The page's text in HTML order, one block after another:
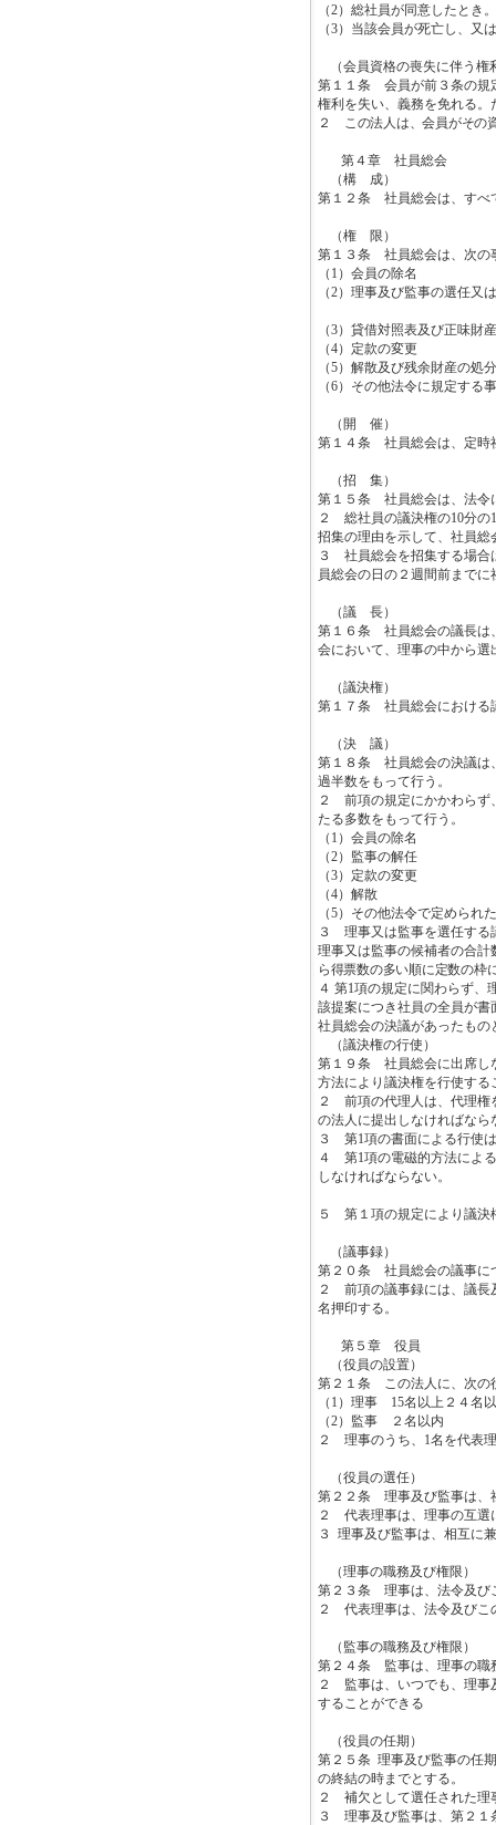
（2）総社員が同意したとき。
（3）当該会員が死亡し、又
（会員資格の喪失に伴う権
第１１条 会員が前３条の規
権利を失い、義務を免れる
２ この法人は、会員がその
第４章 社員総会
（構 成）
第１２条 社員総会は、すべ
（権 限）
第１３条 社員総会は、次の
（ 1 ）会員の除名
（2）理事及び監事の選任又
（3）貸借対照表及び正味財
（4）定款の変更
（5）解散及び残余財産の処分
（6）その他法令に規定する
（開 催）
第１４条 社員総会は、定時
（招 集）
第１５条 社員総会は、法令
２ 総社員の議決権の10分の1
招集の理由を示して、社員
３ 社員総会を招集する場合
員総会の日の２週間前まで
（議 長）
第１６条 社員総会の議長は
会において、理事の中から選
（議決権）
第１７条 社員総会における
（決 議）
第１８条 社員総会の決議は
過半数をもって行う。
２ 前項の規定にかかわらず
たる多数をもって行う。
（ 1 ）会員の除名
（2）監事の解任
（3）定款の変更
（4）解散
（5）その他法令で定められ
３ 理事又は監事を選任する
理事又は監事の候補者の合
ら得票数の多い順に定数の枠
４ 第1項の規定に関わらず、
該提案につき社員の全員が
社員総会の決議があったもの
（議決権の行使）
第１９条 社員総会に出席し
方法により議決権を行使する
２ 前項の代理人は、代理権
の法人に提出しなければなら
３ 第1項の書面による行使
４ 第1項の電磁的方法によ
しなければならない。
５ 第１項の規定により議決
（議事録）
第２０条 社員総会の議事に
２ 前項の議事録には、議長
名押印する。
第５章 役員
（役員の設置）
第２１条 この法人に、次の
（ 1 ）理事 15名以上２４名
（2）監事 ２名以内
２ 理事のうち、 1名を代表
（役員の選任）
第２２条 理事及び監事は、
２ 代表理事は、理事の互選
３
理事及び監事は、相互に
（理事の職務及び権限）
第２３条 理事は、法令及び
２ 代表理事は、法令及びこ
（監事の職務及び権限）
第２４条 監事は、理事の職
２ 監事は、いつでも、理事
することができる
（役員の任期）
第２５条 理事及び監事の任
の終結の時までとする。
２ 補欠として選任された理
３ 理事及び監事は、第２１